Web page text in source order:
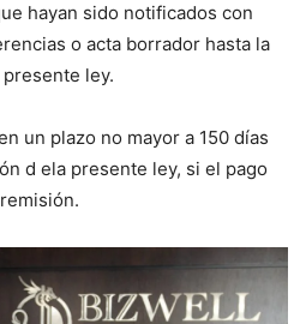
hayan sido notificados con
o acta borrador hasta la
ley.
un plazo no mayor a 150 días
d ela presente ley, si el pago